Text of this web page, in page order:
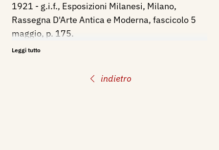
indietro
1921 - g.i.f., Esposizioni Milanesi, Milano,
Rassegna D'Arte Antica e Moderna, fascicolo 5
maggio, p. 175.
1923 - Quadriennale di Torino, Esposizione
Leggi tutto